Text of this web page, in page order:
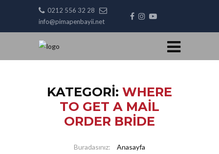
0212 556 32 28
info@pimapenbayii.net
KATEGORI: WHERE
TO GET A MAIL
ORDER BRIDE
Anasayfa